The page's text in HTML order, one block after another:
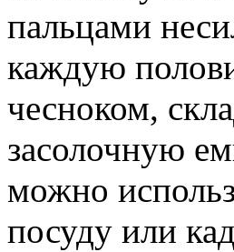
пальцами
каждую
чесноком,
засолочную
можно
посуду или